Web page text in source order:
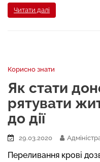
Читати далі
Корисно знати
Як стати
рятувати
до дії
29.03.2020
Переливання крові